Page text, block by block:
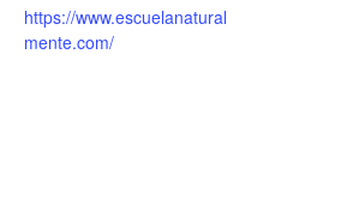
https://www.escuelanatural
mente.com/